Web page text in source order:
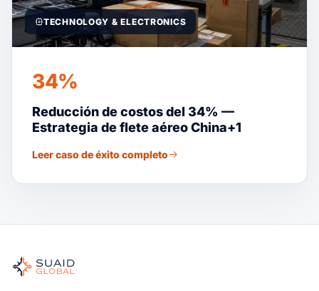
TECHNOLOGY & ELECTRONICS
34%
Reducción de costos del 34% —
Estrategia de flete aéreo China+1
Leer caso de éxito completo
Agente de carga independiente para océano, aire, tierra,
Marítimo, aéreo y terrestre, comparados de forma